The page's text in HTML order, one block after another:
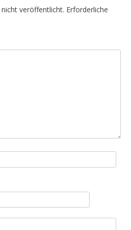
veröffentlicht. Erforderliche